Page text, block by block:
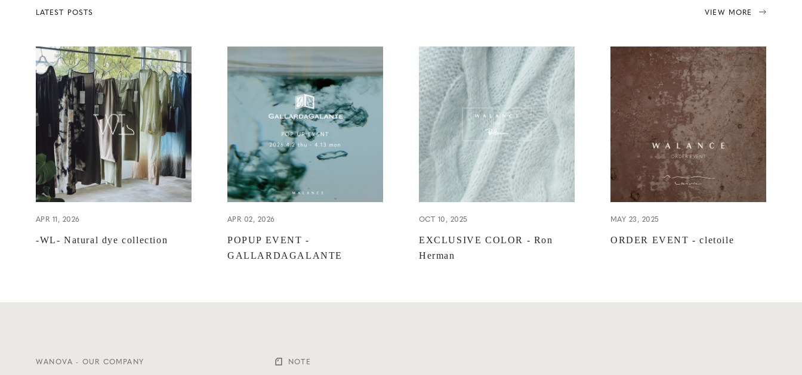
LATEST POSTS VIEW MORE
APR 11, 2026
-WL- Natural dye collection
APR 02, 2026
POPUP EVENT -
GALLARDAGALANTE
OCT 10, 2025
EXCLUSIVE COLOR - Ron
Herman
MAY 23, 2025
ORDER EVENT - cletoile
WANOVA - OUR COMPANY NOTE